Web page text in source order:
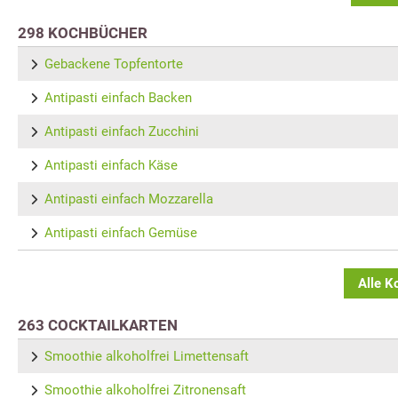
298 KOCHBÜCHER
Gebackene Topfentorte
Antipasti einfach Backen
Antipasti einfach Zucchini
Antipasti einfach Käse
Antipasti einfach Mozzarella
Antipasti einfach Gemüse
Alle
263 COCKTAILKARTEN
Smoothie alkoholfrei Limettensaft
Smoothie alkoholfrei Zitronensaft